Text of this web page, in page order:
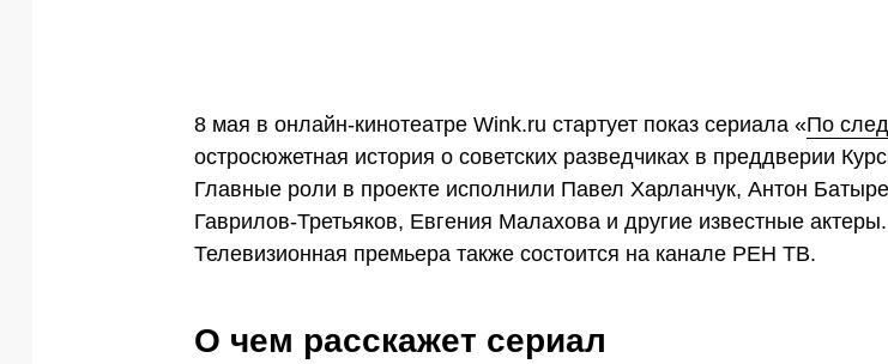
8 мая в онлайн-кинотеатре Wink.ru стартует показ сериала «По
остросюжетная история о советских разведчиках в преддверии
Главные роли в проекте исполнили Павел Харланчук, Антон
Гаврилов-Третьяков, Евгения Малахова и другие известные актеры.
Телевизионная премьера также состоится на канале РЕН ТВ.
О чем расскажет сериал